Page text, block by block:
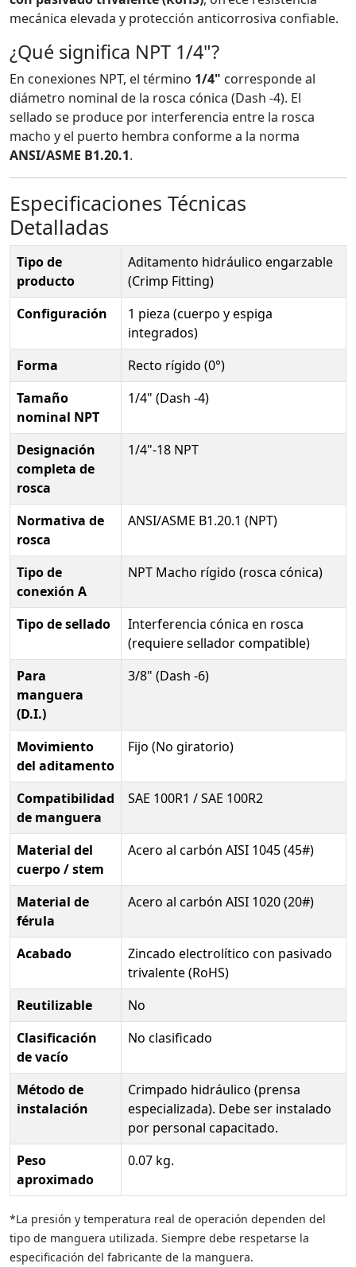
mecánica elevada y protección anticorrosiva confiable.
¿Qué significa NPT 1/4"?
En conexiones NPT, el término 1/4" corresponde al
diámetro nominal de la rosca cónica (Dash -4). El
sellado se produce por interferencia entre la rosca
macho y el puerto hembra conforme a la norma
ANSI/ASME B1.20.1.
Especificaciones Técnicas
Detalladas
Tipo de
producto
Aditamento hidráulico engarzable
(Crimp Fitting)
Configuración
1 pieza (cuerpo y espiga
integrados)
Forma
Recto rígido (0°)
Tamaño
nominal NPT
1/4" (Dash -4)
Designación
completa de
rosca
1/4"-18 NPT
Normativa de
rosca
ANSI/ASME B1.20.1 (NPT)
Tipo de
conexión A
NPT Macho rígido (rosca cónica)
Tipo de sellado
Interferencia cónica en rosca
(requiere sellador compatible)
Para
manguera
(D.I.)
3/8" (Dash -6)
Movimiento
del aditamento
Fijo (No giratorio)
Compatibilidad
de manguera
SAE 100R1 / SAE 100R2
Material del
cuerpo / stem
Acero al carbón AISI 1045 (45#)
Material de
férula
Acero al carbón AISI 1020 (20#)
Acabado
Zincado electrolítico con pasivado
trivalente (RoHS)
Reutilizable
No
Clasificación
de vacío
No clasificado
Método de
instalación
Crimpado hidráulico (prensa
especializada). Debe ser instalado
por personal capacitado.
Peso
aproximado
0.07 kg.
*La presión y temperatura real de operación dependen del
tipo de manguera utilizada. Siempre debe respetarse la
especificación del fabricante de la manguera.